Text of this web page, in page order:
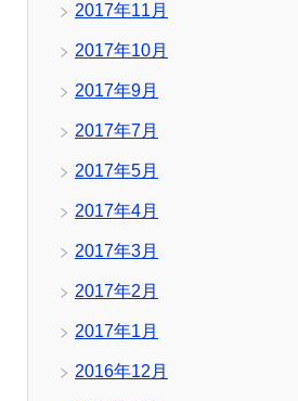
2017年11月
2017年10月
2017年9月
2017年7月
2017年5月
2017年4月
2017年3月
2017年2月
2017年1月
2016年12月